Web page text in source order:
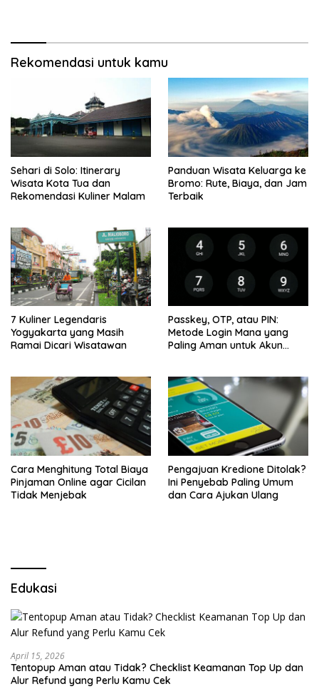
Rekomendasi untuk kamu
Sehari di Solo: Itinerary
Wisata Kota Tua dan
Rekomendasi Kuliner Malam
Panduan Wisata Keluarga ke
Bromo: Rute, Biaya, dan Jam
Terbaik
7 Kuliner Legendaris
Yogyakarta yang Masih
Ramai Dicari Wisatawan
Passkey, OTP, atau PIN:
Metode Login Mana yang
Paling Aman untuk Akun
Cara Menghitung Total Biaya
Pinjaman Online agar Cicilan
Tidak Menjebak
Pengajuan Kredione Ditolak?
Ini Penyebab Paling Umum
dan Cara Ajukan Ulang
Edukasi
April 15, 2026
Tentopup Aman atau Tidak? Checklist Keamanan Top Up dan
Alur Refund yang Perlu Kamu Cek